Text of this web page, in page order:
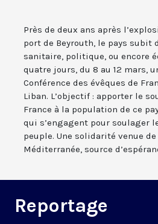
Près de deux ans après
port de Beyrouth, le pays subit
sanitaire, politique, ou encore
quatre jours, du 8 au 12 mars,
Conférence des évêques de
Liban. L’objectif : apporter le
France à la population de ce
qui s’engagent pour soulager
peuple. Une solidarité venue
Méditerranée, source
Reportage